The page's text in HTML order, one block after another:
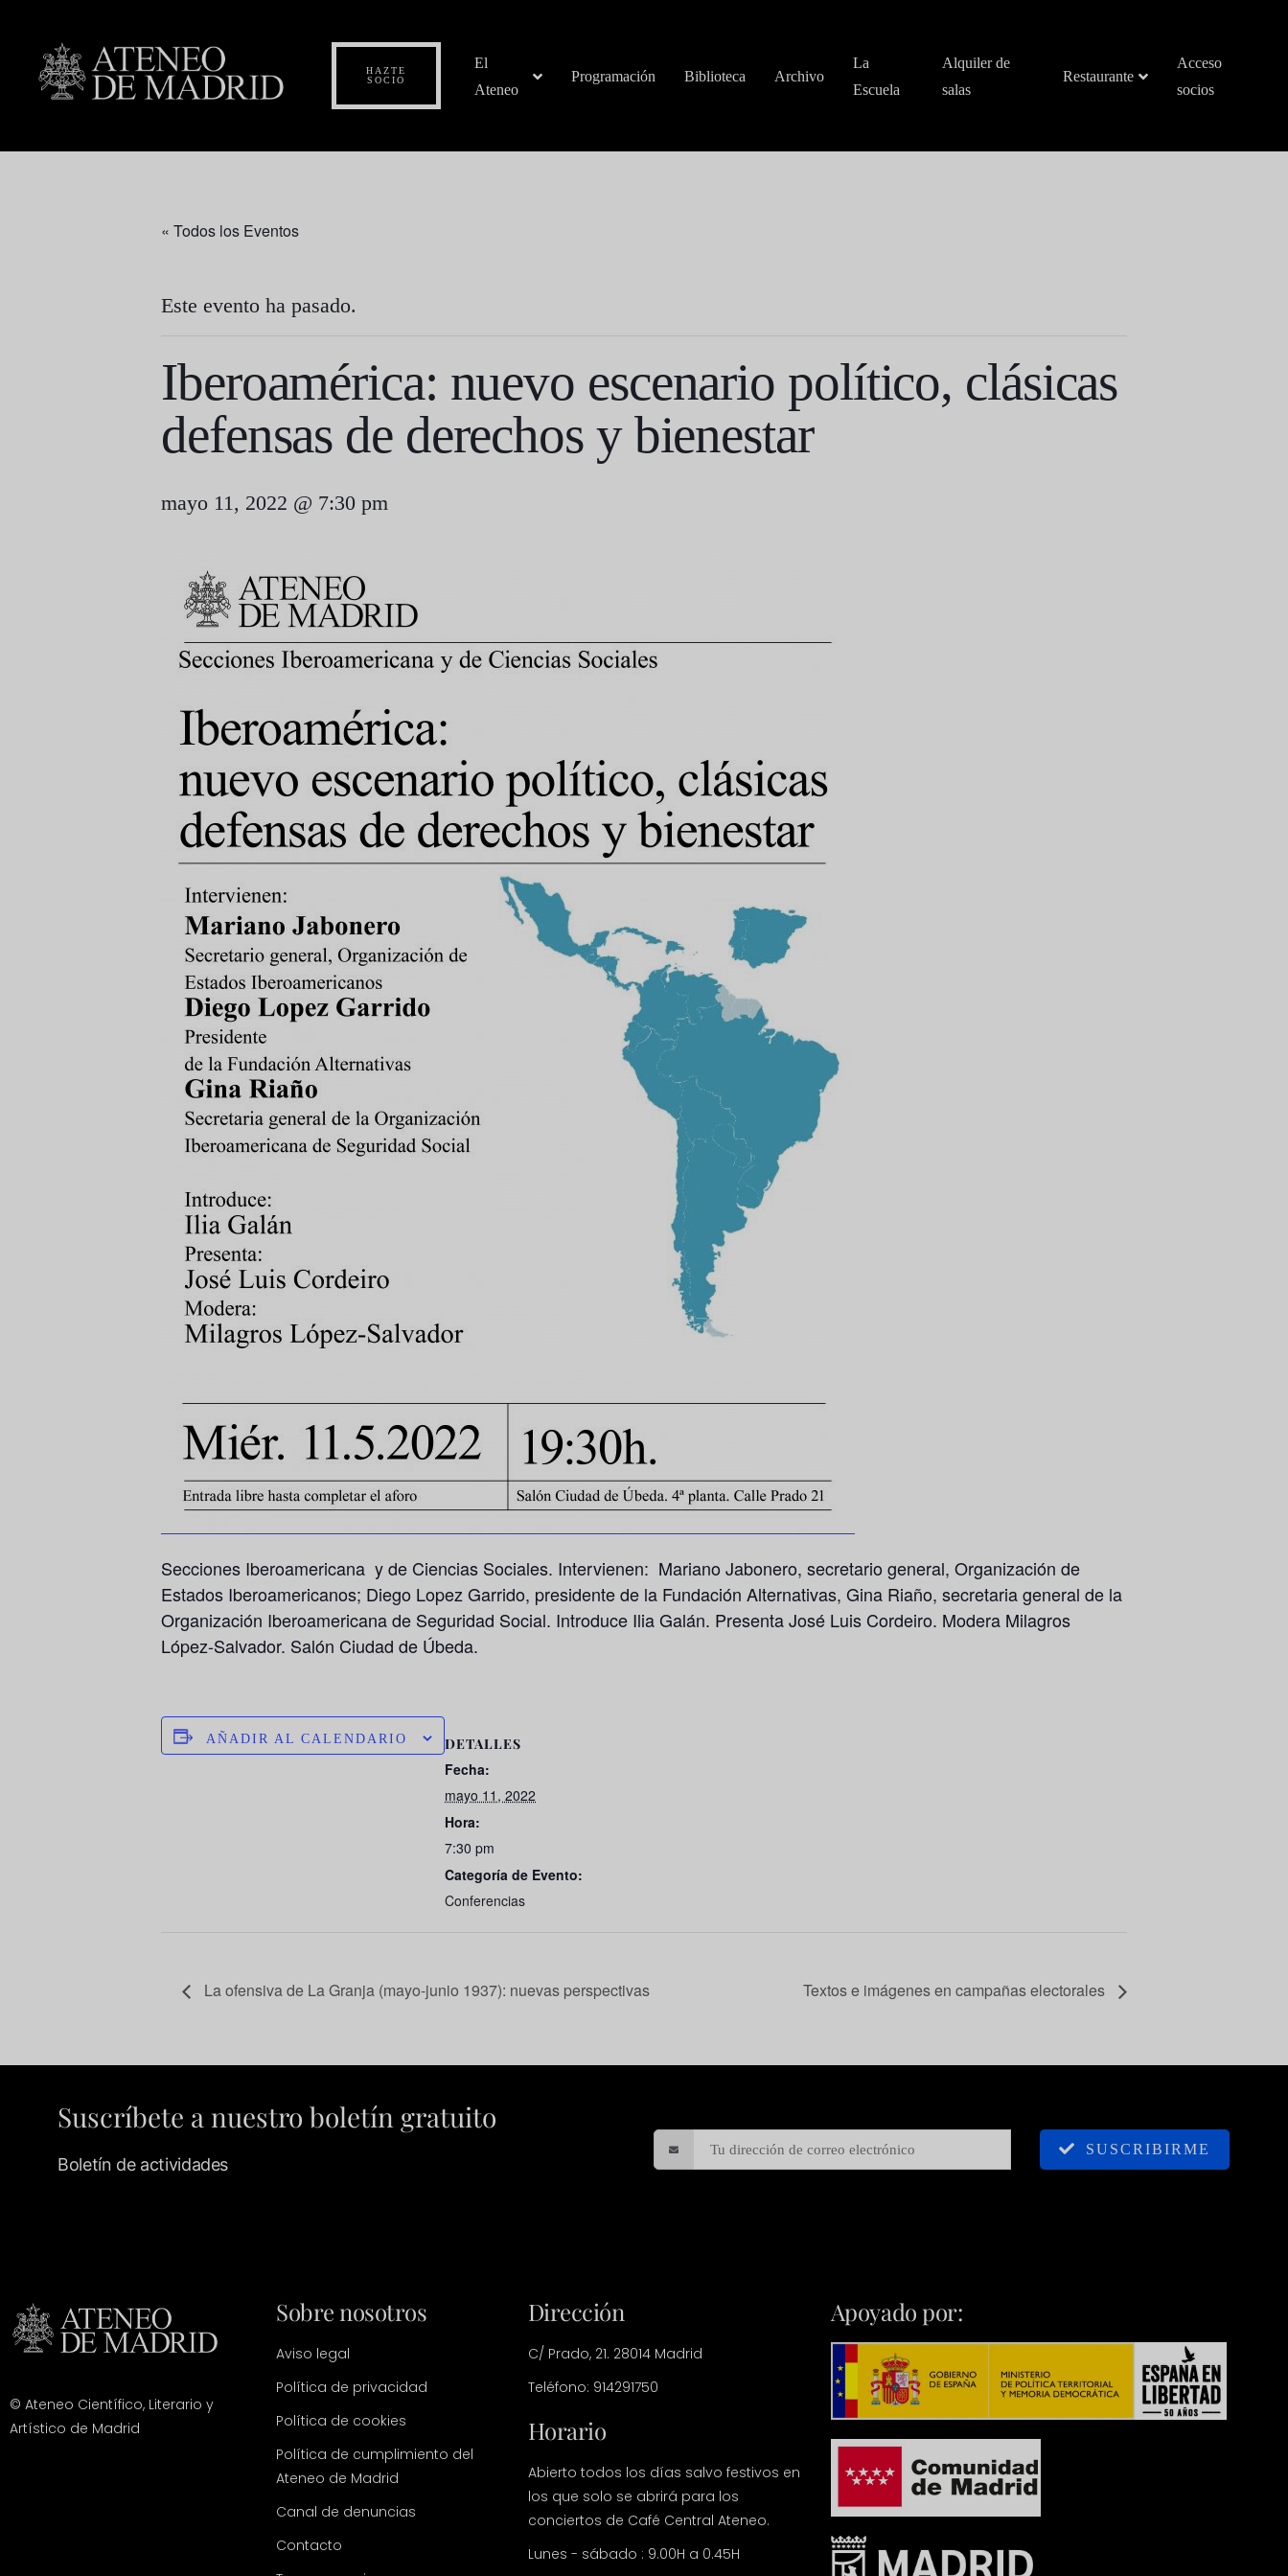
HAZTE
SOCIO
El
Ateneo
Programación Biblioteca Archivo
La
Escuela
Alquiler de
salas
Restaurante
Acceso
socios
« Todos los Eventos
Este evento ha pasado.
Iberoamérica: nuevo escenario político, clásicas
defensas de derechos y bienestar
mayo 11, 2022 @ 7:30 pm
Secciones Iberoamericana y de Ciencias Sociales. Intervienen: Mariano Jabonero, secretario general, Organización de
Estados Iberoamericanos; Diego Lopez Garrido, presidente de la Fundación Alternativas, Gina Riaño, secretaria general de la
Organización Iberoamericana de Seguridad Social. Introduce Ilia Galán. Presenta José Luis Cordeiro. Modera Milagros
López-Salvador. Salón Ciudad de Úbeda.
AÑADIR AL CALENDARIO DETALLES
Fecha:
mayo 11, 2022
Hora:
7:30 pm
Categoría de Evento:
Conferencias
La ofensiva de La Granja (mayo-junio 1937): nuevas perspectivas Textos e imágenes en campañas electorales
Suscríbete a nuestro boletín gratuito
Boletín de actividades
SUSCRIBIRME
© Ateneo Científico, Literario y
Artístico de Madrid
Sobre nosotros
Aviso legal
Política de privacidad
Política de cookies
Política de cumplimiento del
Ateneo de Madrid
Canal de denuncias
Contacto
Dirección
C/ Prado, 21. 28014 Madrid
Teléfono: 914291750
Horario
Abierto todos los días salvo festivos en
los que solo se abrirá para los
conciertos de Café Central Ateneo.
Lunes - sábado : 9.00H a 0.45H
Apoyado por: